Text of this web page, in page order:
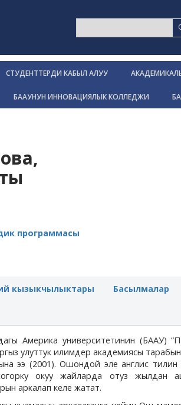
СТУДЕНТТЕРДИ КАБЫЛ АЛУУ
БААУНУН ИННОВАЦИЯЛЫК КОЛЛЕДЖИ
программасы
кызыкчылыктары Басылмалар
Америка университетинин (БААУ)
улуттук илимдер академиясы
ээ (2001). Ошондой эле англис тилин
окуу жайларда отуз жылдан
аркалап келе жатат.